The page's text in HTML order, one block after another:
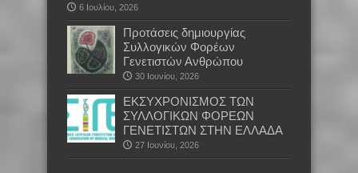
6 Ιουλίου, 2026
Προτάσεις δημιουργίας
Συλλογικών Φορέων
Γενετιστών Ανθρώπου
30 Ιουνίου, 2026
EKΣΥΧΡΟΝΙΣΜΟΣ ΤΩΝ
ΣΥΛΛΟΓΙΚΩΝ ΦΟΡΕΩΝ
ΓΕΝΕΤΙΣΤΩΝ ΣΤΗΝ ΕΛΛΑΔΑ
27 Ιουνίου, 2026